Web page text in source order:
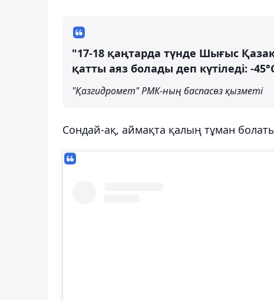
"17-18 қаңтарда түнде Шығыс
қатты аяз болады деп күтіледі: -
"Қазгидромет" РМК-ның баспасөз қызметі
Сондай-ақ, аймақта қалың тұман